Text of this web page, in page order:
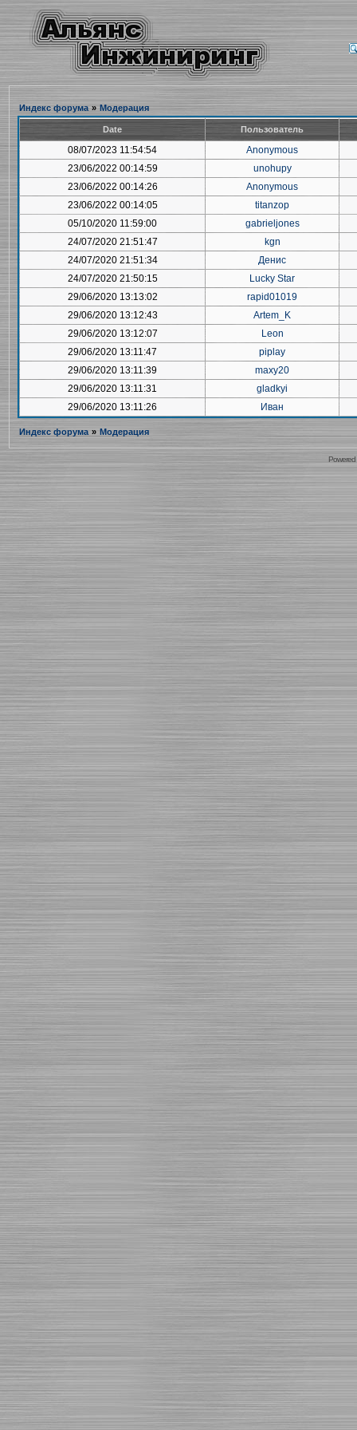
Индекс форума » Модерация
Date Пользователь
08/07/2023 11:54:54
Anonymous
23/06/2022 00:14:59
unohupy
23/06/2022 00:14:26
Anonymous
23/06/2022 00:14:05
titanzop
05/10/2020 11:59:00
gabrieljones
24/07/2020 21:51:47
kgn
24/07/2020 21:51:34
Денис
24/07/2020 21:50:15
Lucky Star
29/06/2020 13:13:02
rapid01019
29/06/2020 13:12:43
Artem_K
29/06/2020 13:12:07
Leon
29/06/2020 13:11:47
piplay
29/06/2020 13:11:39
maxy20
29/06/2020 13:11:31
gladkyi
29/06/2020 13:11:26
Иван
Индекс форума » Модерация